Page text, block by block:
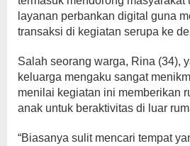
layanan perbankan digital guna
transaksi di kegiatan serupa ke
Salah seorang warga, Rina (34),
keluarga mengaku sangat
menilai kegiatan ini memberikan
anak untuk beraktivitas di luar
“Biasanya sulit mencari tempat